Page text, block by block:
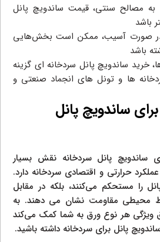
به مصالح سنتی، قیمت ساندویچ پانل
باشد
در صورت آسیب، ممکن است بخش‌هایی
باشد
خرید ساندویچ پانل سردخانه‌ ای گزینه‌
ها و تونل‌ های انجماد صنعتی و
ساندویچ پانل
ساندویچ پانل سردخانه نقش بسیار
حرارتی و اقتصادی سردخانه دارد.
را مستحکم می‌کنند، بلکه در مقابل
محیطی مقاومت نشان می‌ دهند. به
ویژگی هر نوع ورق به شما کمک می‌کند
پانل برای سردخانه داشته باشید.